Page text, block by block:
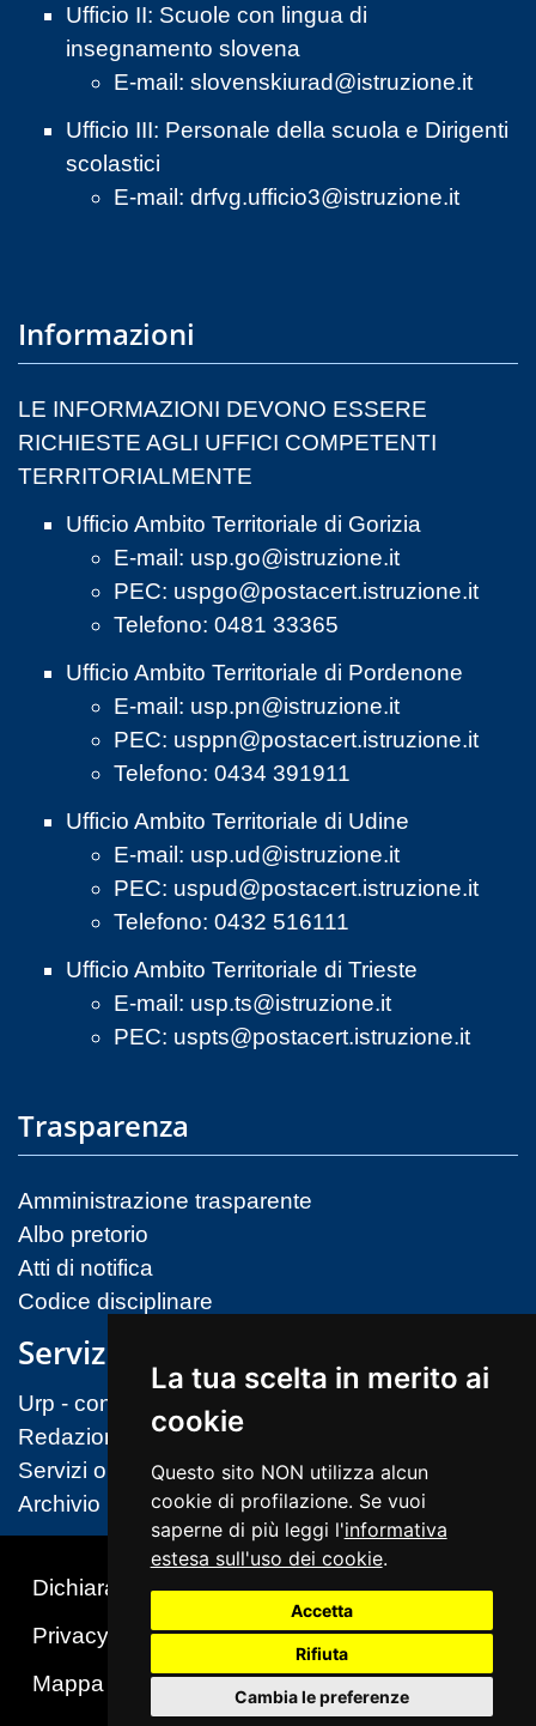
La tua scelta in merito ai
cookie
Questo sito NON utilizza alcun
cookie di profilazione. Se vuoi
saperne di più leggi l'informativa
estesa sull'uso dei cookie.
Accetta
Rifiuta
Cambia le preferenze
Ufficio II: Scuole con lingua di
insegnamento slovena
E-mail: slovenskiurad@istruzione.it
Ufficio III: Personale della scuola e Dirigenti
scolastici
E-mail: drfvg.ufficio3@istruzione.it
Informazioni
LE INFORMAZIONI DEVONO ESSERE
RICHIESTE AGLI UFFICI COMPETENTI
TERRITORIALMENTE
Ufficio Ambito Territoriale di Gorizia
E-mail: usp.go@istruzione.it
PEC: uspgo@postacert.istruzione.it
Telefono: 0481 33365
Ufficio Ambito Territoriale di Pordenone
E-mail: usp.pn@istruzione.it
PEC: usppn@postacert.istruzione.it
Telefono: 0434 391911
Ufficio Ambito Territoriale di Udine
E-mail: usp.ud@istruzione.it
PEC: uspud@postacert.istruzione.it
Telefono: 0432 516111
Ufficio Ambito Territoriale di Trieste
E-mail: usp.ts@istruzione.it
PEC: uspts@postacert.istruzione.it
Trasparenza
Amministrazione trasparente
Albo pretorio
Atti di notifica
Codice disciplinare
Servizi
Urp - contatti
Redazione sito
Servizi on-line (MIM)
Archivio
Dichiarazione di accessibilità
Privacy & Cookies Policy
Note legali
Mappa del sito
Cambio preferenze cookie